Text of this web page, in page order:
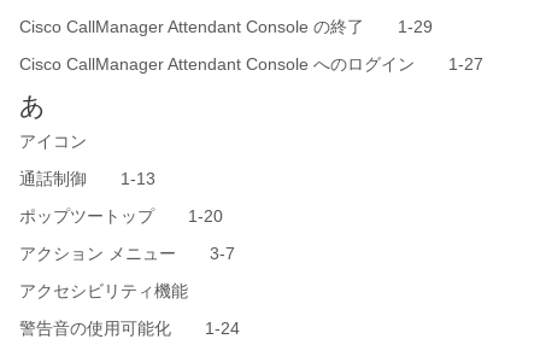
Cisco CallManager Attendant Console の終了 1-29
Cisco CallManager Attendant Console へのログイン 1-27
あ
アイコン
通話制御 1-13
ポップツートップ 1-20
アクション メニュー 3-7
アクセシビリティ機能
警告音の使用可能化 1-24